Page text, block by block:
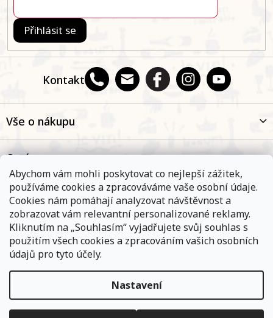
Abychom vám mohli poskytovat co nejlepší zážitek,
používáme cookies a zpracováváme vaše osobní údaje.
Cookies nám pomáhají analyzovat návštěvnost a
zobrazovat vám relevantní personalizované reklamy.
Kliknutím na „Souhlasím“ vyjadřujete svůj souhlas s
použitím všech cookies a zpracováním vašich osobních
údajů pro tyto účely.
Nastavení
Objednávky, které přijmeme a jsou uhrazeny do 11,00 hodin
expedujeme ještě v ten samý den. Vyčkejte prosím na
informace od přepravní společnosti. Pokud jste zvolili osobní
Kontakt
Přihlásit se
Vše o nákupu
O nás
Oblíbené kategorie
Kontakt